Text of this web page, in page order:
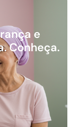
e
Conheça.